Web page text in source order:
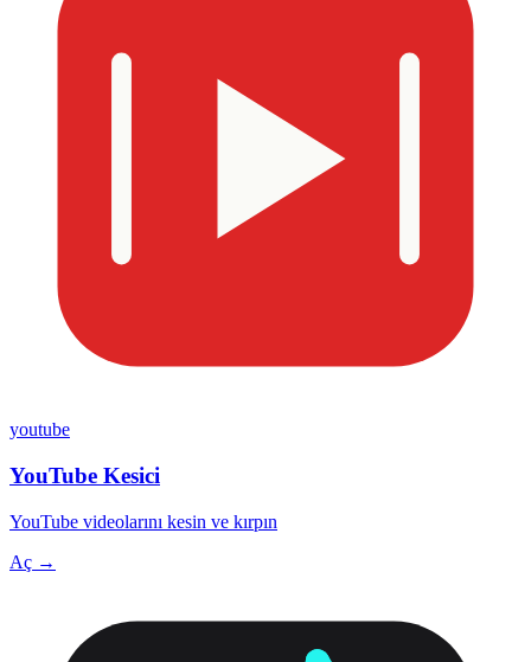
youtube
YouTube Kesici
YouTube videolarını kesin ve kırpın
Aç →